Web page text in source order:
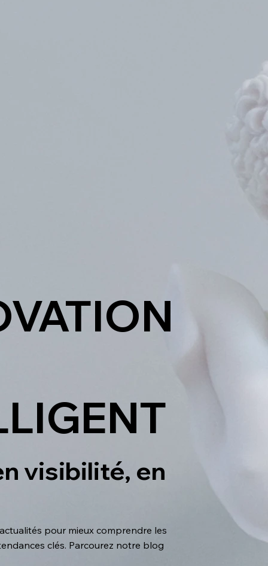
visibilité, en
pour mieux comprendre les
clés. Parcourez notre blog